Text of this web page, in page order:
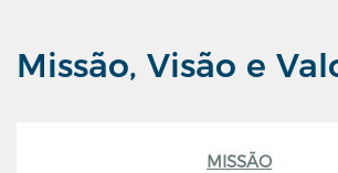
Missão, Visão e
MISSÃO